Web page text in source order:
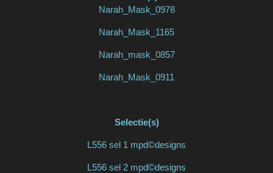
Narah_Mask_0978
Narah_Mask_1165
Narah_mask_0857
Narah_Mask_0911
Selectie(s)
L556 sel 1 mpd©designs
L556 sel 2 mpd©designs